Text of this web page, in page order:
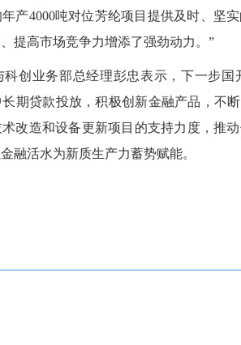
产4000吨对位芳纶项目提供及时、坚
提高市场竞争力增添了强劲动力。”
业务部总经理彭忠表示，下一步国
期贷款投放，积极创新金融产品，不
改造和设备更新项目的支持力度，推
融活水为新质生产力蓄势赋能。